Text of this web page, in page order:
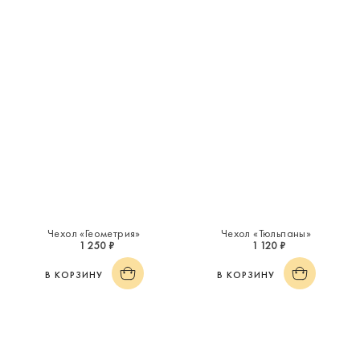
Чехол «Геометрия»
1 250 ₽
В КОРЗИНУ
Чехол «Тюльпаны»
1 120 ₽
В КОРЗИНУ